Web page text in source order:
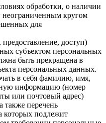
обработки, о наличии
неограниченным кругом
для
доступ)
субъектом персональных
быть прекращена в
персональных данных.
в себя фамилию, имя,
информацию (номер
или почтовый адрес)
также перечень
которых подлежит